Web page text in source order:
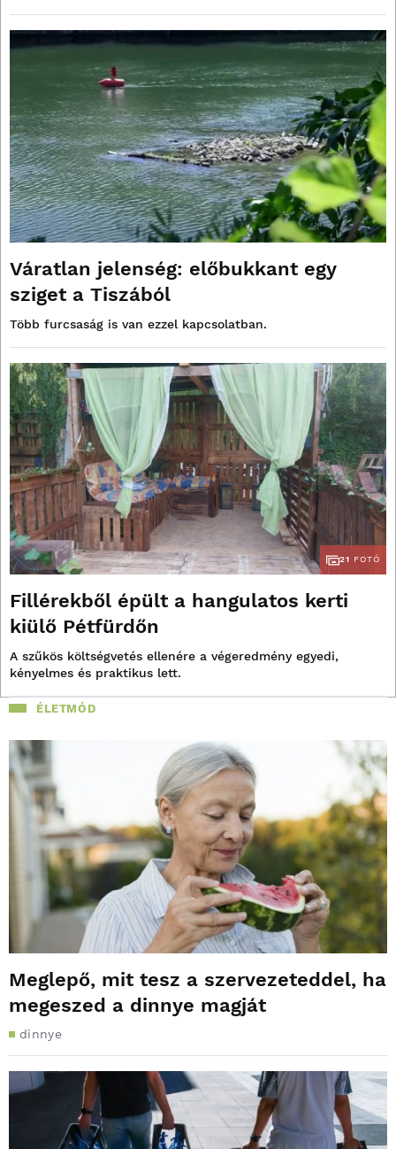
Váratlan jelenség: előbukkant egy
sziget a Tiszából
Több furcsaság is van ezzel kapcsolatban.
21 FOTÓ
Fillérekből épült a hangulatos kerti
kiülő Pétfürdőn
A szűkös költségvetés ellenére a végeredmény egyedi,
kényelmes és praktikus lett.
ÉLETMÓD
Meglepő, mit tesz a szervezeteddel, ha
megeszed a dinnye magját
dinnye